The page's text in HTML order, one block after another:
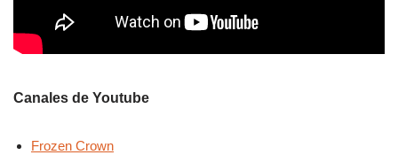
Canales de Youtube
Frozen Crown